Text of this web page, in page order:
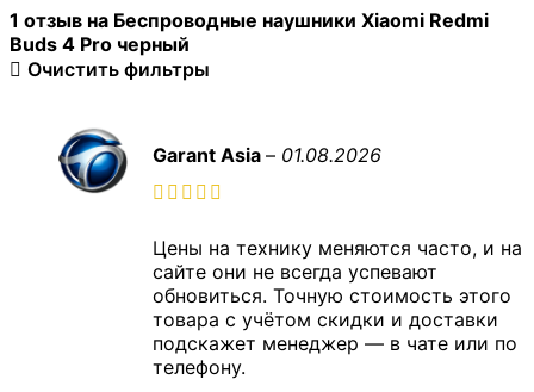
1 отзыв на Беспроводные наушники Xiaomi Redmi
Buds 4 Pro черный
Очистить фильтры
Garant Asia – 01.08.2026
Цены на технику меняются часто, и на
сайте они не всегда успевают
обновиться. Точную стоимость этого
товара с учётом скидки и доставки
подскажет менеджер — в чате или по
телефону.